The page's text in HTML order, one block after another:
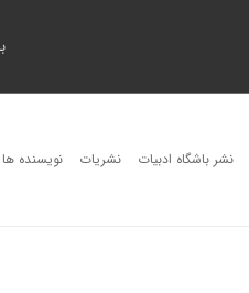
نشر باشگاه ادبیات نشریات نویسنده ها